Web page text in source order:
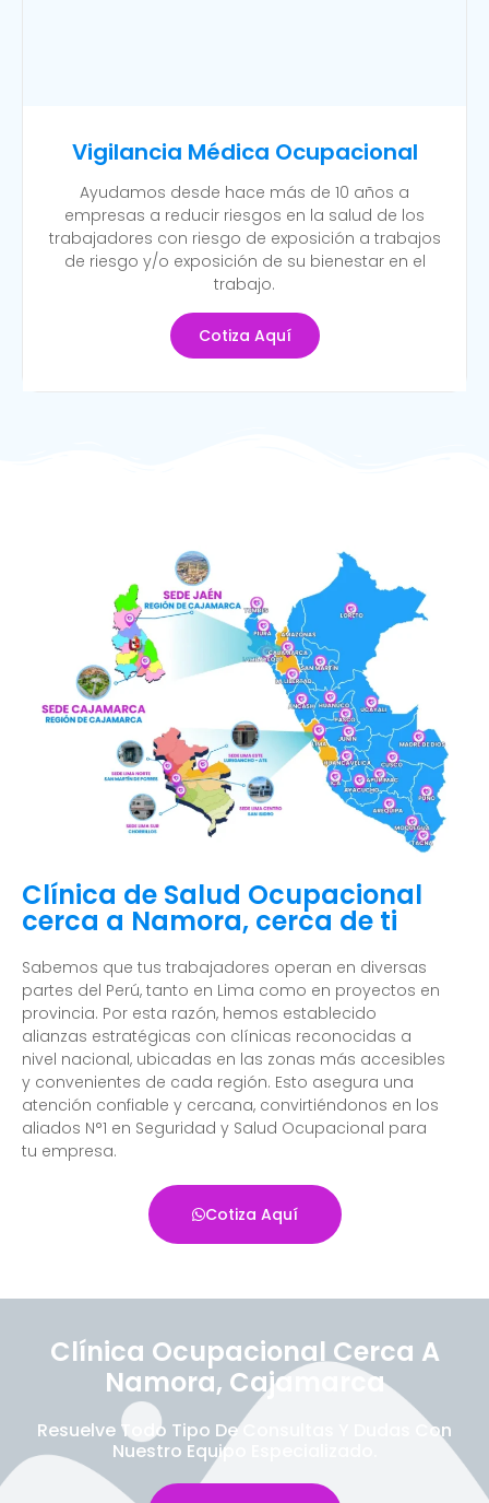
Vigilancia Médica Ocupacional
Ayudamos desde hace más de 10 años a
empresas a reducir riesgos en la salud de los
trabajadores con riesgo de exposición a trabajos
de riesgo y/o exposición de su bienestar en el
trabajo.
Cotiza Aquí
Clínica de Salud Ocupacional
cerca a Namora, cerca de ti
Sabemos que tus trabajadores operan en diversas
partes del Perú, tanto en Lima como en proyectos en
provincia. Por esta razón, hemos establecido
alianzas estratégicas con clínicas reconocidas a
nivel nacional, ubicadas en las zonas más accesibles
y convenientes de cada región. Esto asegura una
atención confiable y cercana, convirtiéndonos en los
aliados N°1 en Seguridad y Salud Ocupacional para
tu empresa.
Cotiza Aquí
Clínica Ocupacional Cerca A
Namora, Cajamarca
Resuelve Todo Tipo De Consultas Y Dudas Con
Nuestro Equipo Especializado.